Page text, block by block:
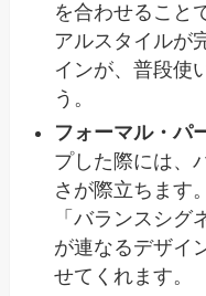
を合わせること
アルスタイルが
インが、普段使
う。
フォーマル・パ
プした際には、
さが際立ちます
「バランスシ
が連なるデザイ
せてくれます。